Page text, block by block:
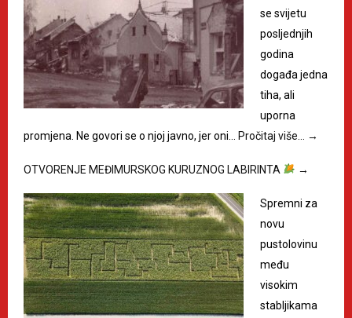
se svijetu
posljednjih
godina
događa jedna
tiha, ali
uporna
promjena. Ne govori se o njoj javno, jer oni…
Pročitaj više… →
OTVORENJE MEĐIMURSKOG KURUZNOG LABIRINTA →
Spremni za
novu
pustolovinu
među
visokim
stabljikama